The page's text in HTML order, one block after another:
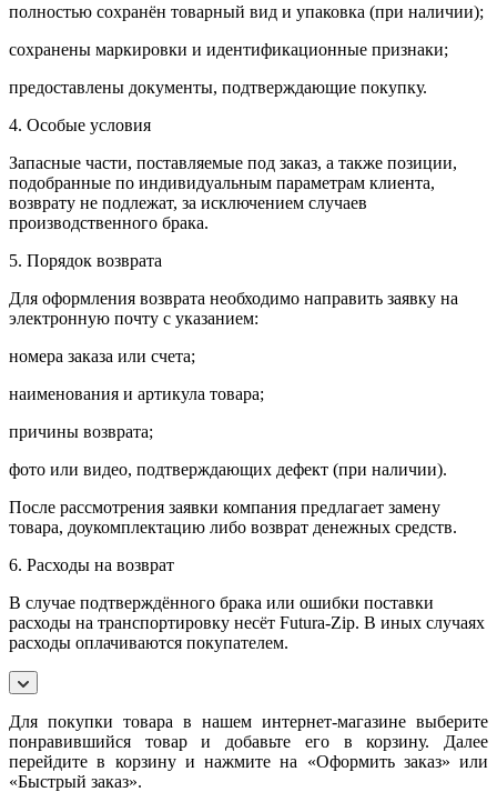
полностью сохранён товарный вид и упаковка (при наличии);
сохранены маркировки и идентификационные признаки;
предоставлены документы, подтверждающие покупку.
4. Особые условия
Запасные части, поставляемые под заказ, а также позиции,
подобранные по индивидуальным параметрам клиента,
возврату не подлежат, за исключением случаев
производственного брака.
5. Порядок возврата
Для оформления возврата необходимо направить заявку на
электронную почту с указанием:
номера заказа или счета;
наименования и артикула товара;
причины возврата;
фото или видео, подтверждающих дефект (при наличии).
После рассмотрения заявки компания предлагает замену
товара, доукомплектацию либо возврат денежных средств.
6. Расходы на возврат
В случае подтверждённого брака или ошибки поставки
расходы на транспортировку несёт Futura-Zip. В иных случаях
расходы оплачиваются покупателем.
Для покупки товара в нашем интернет-магазине выберите
понравившийся товар и добавьте его в корзину. Далее
перейдите в корзину и нажмите на «Оформить заказ» или
«Быстрый заказ».